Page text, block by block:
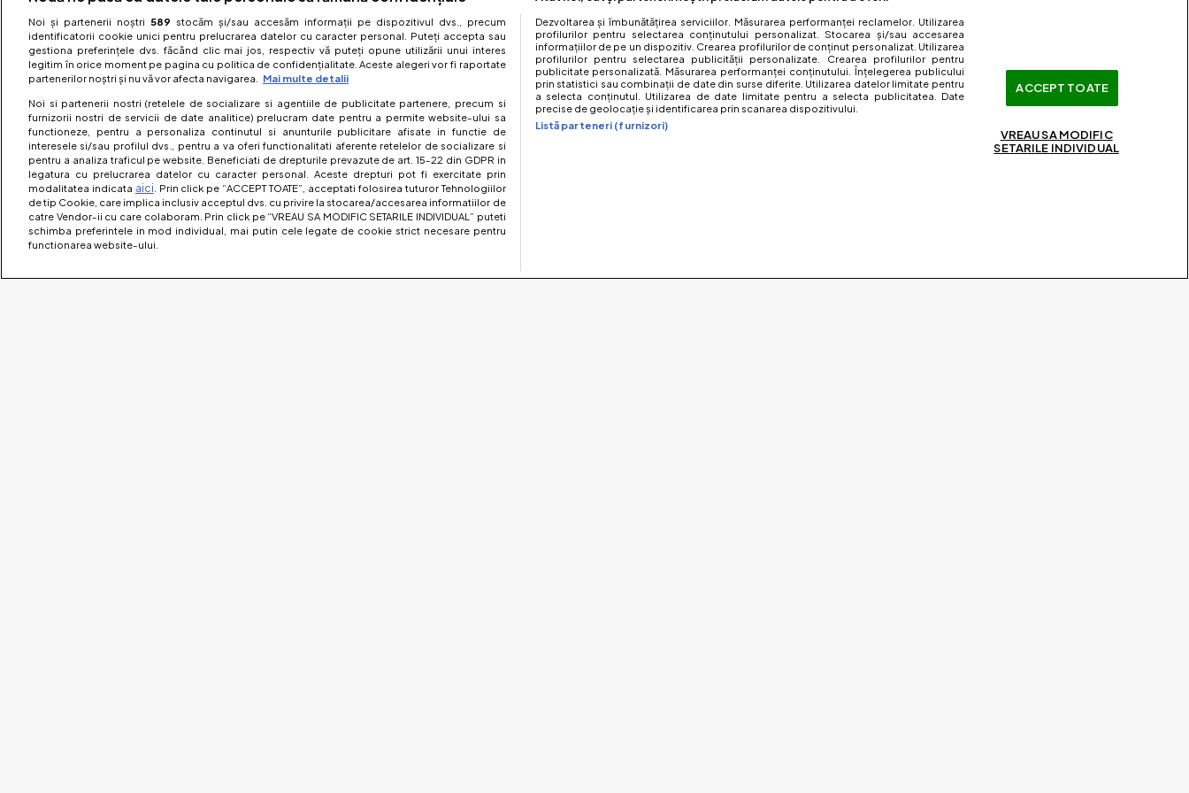
Noi și partenerii noștri 589 stocăm și/sau accesăm informații pe dispozitivul dvs., precum
identificatorii cookie unici pentru prelucrarea datelor cu caracter personal. Puteți accepta sau
gestiona preferințele dvs. făcând clic mai jos, respectiv vă puteți opune utilizării unui interes
legitim în orice moment pe pagina cu politica de confidențialitate. Aceste alegeri vor fi raportate
partenerilor noștri și nu vă vor afecta navigarea.
Mai multe detalii
Noi si partenerii nostri (retelele de socializare si agentiile de publicitate partenere, precum si
furnizorii nostri de servicii de date analitice) prelucram date pentru a permite website-ului sa
functioneze, pentru a personaliza continutul si anunturile publicitare afisate in functie de
interesele si/sau profilul dvs., pentru a va oferi functionalitati aferente retelelor de socializare si
pentru a analiza traficul pe website. Beneficiati de drepturile prevazute de art. 15-22 din GDPR in
legatura cu prelucrarea datelor cu caracter personal. Aceste drepturi pot fi exercitate prin
modalitatea indicata aici . Prin click pe “ACCEPT TOATE”, acceptati folosirea tuturor Tehnologiilor
de tip Cookie, care implica inclusiv acceptul dvs. cu privire la stocarea/accesarea informatiilor de
catre Vendor-ii cu care colaboram. Prin click pe “VREAU SA MODIFIC SETARILE INDIVIDUAL” puteti
schimba preferintele in mod individual, mai putin cele legate de cookie strict necesare pentru
functionarea website-ului.
Dezvoltarea și îmbunătățirea serviciilor. Măsurarea performanței reclamelor. Utilizarea
profilurilor pentru selectarea conținutului personalizat. Stocarea și/sau accesarea
informațiilor de pe un dispozitiv. Crearea profilurilor de conținut personalizat. Utilizarea
profilurilor pentru selectarea publicității personalizate. Crearea profilurilor pentru
publicitate personalizată. Măsurarea performanței conținutului. Înțelegerea publicului
prin statistici sau combinații de date din surse diferite. Utilizarea datelor limitate pentru
a selecta conținutul. Utilizarea de date limitate pentru a selecta publicitatea. Date
precise de geolocație și identificarea prin scanarea dispozitivului.
Listă parteneri (furnizori)
ACCEPT TOATE
VREAU SA MODIFIC
SETARILE INDIVIDUAL